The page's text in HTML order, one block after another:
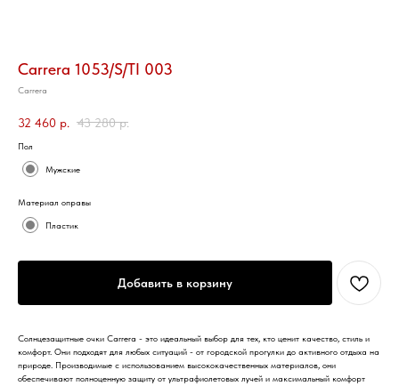
Carrera 1053/S/TI 003
Carrera
32 460 р. 43 280 р.
Пол
Мужские
Материал оправы
Пластик
Добавить в корзину
Солнцезащитные очки Carrera - это идеальный выбор для тех, кто ценит качество, стиль и
комфорт. Они подходят для любых ситуаций - от городской прогулки до активного отдыха на
природе. Производимые с использованием высококачественных материалов, они
обеспечивают полноценную защиту от ультрафиолетовых лучей и максимальный комфорт